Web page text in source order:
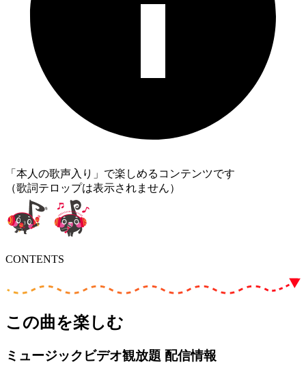
「本人の歌声入り」で楽しめるコンテンツです
（歌詞テロップは表示されません）
CONTENTS
この曲を楽しむ
ミュージックビデオ観放題 配信情報